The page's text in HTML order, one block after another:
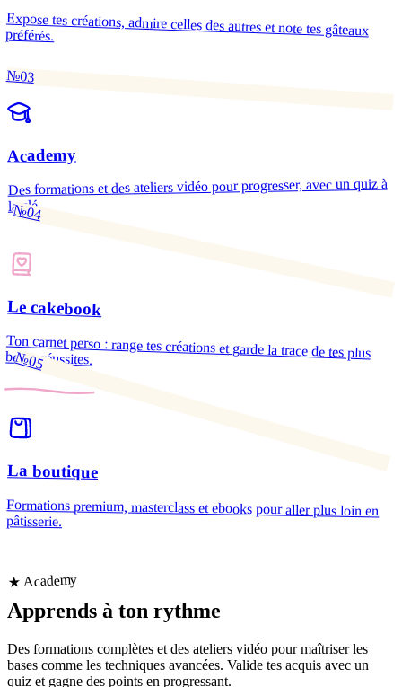
Expose tes créations, admire celles des autres et note tes gâteaux
préférés.
№03
Academy
Des formations et des ateliers vidéo pour progresser, avec un quiz à
la clé.
№04
Le cakebook
Ton carnet perso : range tes créations et garde la trace de tes plus
belles réussites.
№05
La boutique
Formations premium, masterclass et ebooks pour aller plus loin en
pâtisserie.
★ Academy
Apprends à ton rythme
Des formations complètes et des ateliers vidéo pour maîtriser les
bases comme les techniques avancées. Valide tes acquis avec un
quiz et gagne des points en progressant.